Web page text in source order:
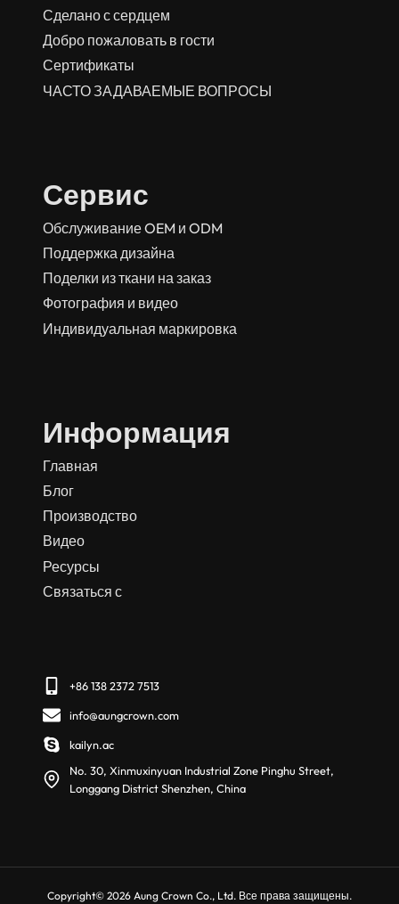
Сделано с сердцем
Добро пожаловать в гости
Сертификаты
ЧАСТО ЗАДАВАЕМЫЕ ВОПРОСЫ
Сервис
Обслуживание OEM и ODM
Поддержка дизайна
Поделки из ткани на заказ
Фотография и видео
Индивидуальная маркировка
Информация
Главная
Блог
Производство
Видео
Ресурсы
Связаться с
+86 138 2372 7513
info@aungcrown.com
kailyn.ac
No. 30, Xinmuxinyuan Industrial Zone Pinghu Street,
Longgang District Shenzhen, China
Copyright© 2026 Aung Crown Co., Ltd. Все права защищены.